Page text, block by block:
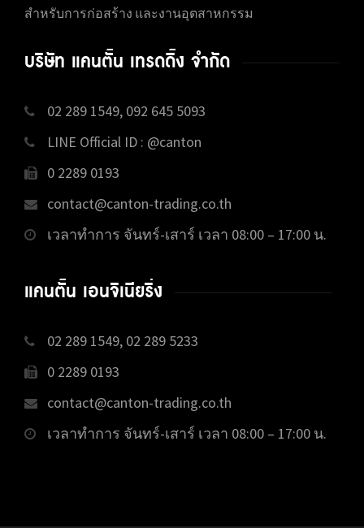
สำหรับการก่อสร้าง และงานอุตสาหกรรม
บริษัท แคนตั้น เทรดดิ้ง จำกัด
02 289 1549, 092 645 5093
LINE Official ID : @canton
0 2289 0193
contact@canton-trading.co.th
เวลาทำการ จันทร์-เสาร์ เวลา 08:00 – 17:00 น.
แคนตั้น เอนจิเนียริ่ง
02 289 1549, 02 289 5233
0 2289 0193
contact@canton-trading.co.th
เวลาทำการ จันทร์-เสาร์ เวลา 08:00 – 17:00 น.